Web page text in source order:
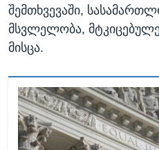
შემთხვევაში,
მსვლელობა,
მისცა.